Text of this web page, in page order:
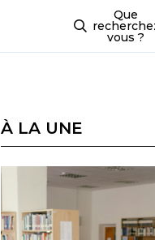
Que
vous ?
À LA UNE